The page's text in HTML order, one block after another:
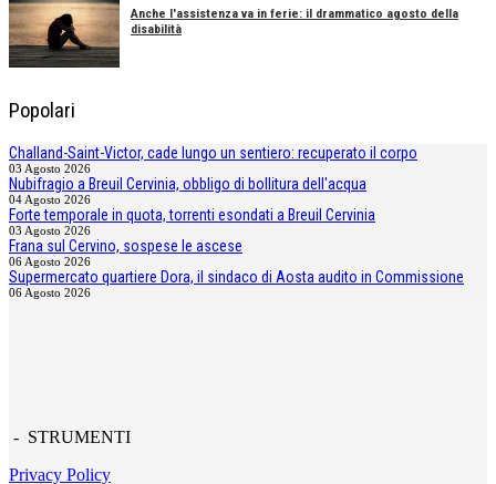
Anche l'assistenza va in ferie: il drammatico agosto della
disabilità
Popolari
Challand-Saint-Victor, cade lungo un sentiero: recuperato il corpo
03 Agosto 2026
Nubifragio a Breuil Cervinia, obbligo di bollitura dell'acqua
04 Agosto 2026
Forte temporale in quota, torrenti esondati a Breuil Cervinia
03 Agosto 2026
Frana sul Cervino, sospese le ascese
06 Agosto 2026
Supermercato quartiere Dora, il sindaco di Aosta audito in Commissione
06 Agosto 2026
- STRUMENTI
Privacy Policy